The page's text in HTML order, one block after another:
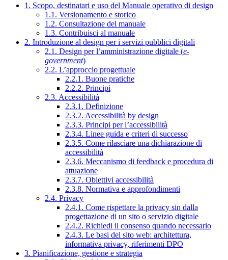
1. Scopo, destinatari e uso del Manuale operativo di design
1.1. Versionamento e storico
1.2. Consultazione del manuale
1.3. Contribuisci al manuale
2. Introduzione al design per i servizi pubblici digitali
2.1. Design per l’amministrazione digitale (e-
government)
2.2. L’approccio progettuale
2.2.1. Buone pratiche
2.2.2. Principi
2.3. Accessibilità
2.3.1. Definizione
2.3.2. Accessibilità by design
2.3.3. Principi per l’accessibilità
2.3.4. Linee guida e criteri di successo
2.3.5. Come rilasciare una dichiarazione di
accessibilità
2.3.6. Meccanismo di feedback e procedura di
attuazione
2.3.7. Obiettivi accessibilità
2.3.8. Normativa e approfondimenti
2.4. Privacy
2.4.1. Come rispettare la privacy sin dalla
progettazione di un sito o servizio digitale
2.4.2. Richiedi il consenso quando necessario
2.4.3. Le basi del sito web: architettura,
informativa privacy, riferimenti DPO
3. Pianificazione, gestione e strategia